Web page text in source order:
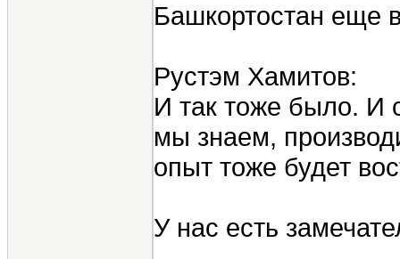
Башкортостан еще
Рустэм Хамитов:
И так тоже было. И
мы знаем,
опыт тоже будет
У нас есть